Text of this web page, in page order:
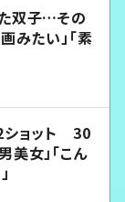
双子…その
みたい」「素
ショット 30
女」「こん